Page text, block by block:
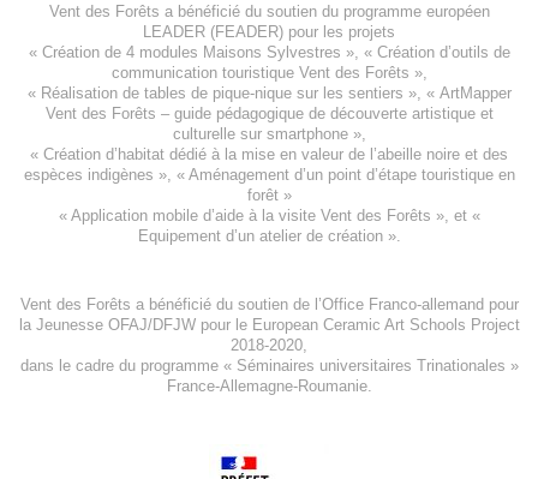
Vent des Forêts a bénéficié du soutien du programme européen
LEADER (FEADER) pour les projets
« Création de 4 modules Maisons Sylvestres », « Création d’outils de
communication touristique Vent des Forêts »,
« Réalisation de tables de pique-nique sur les sentiers », « ArtMapper
Vent des Forêts – guide pédagogique de découverte artistique et
culturelle sur smartphone »,
« Création d’habitat dédié à la mise en valeur de l’abeille noire et des
espèces indigènes », « Aménagement d’un point d’étape touristique en
forêt»
« Application mobile d’aide à la visite Vent des Forêts », et «
Equipement d’un atelier de création».
Vent des Forêts a bénéficié du soutien de l’Office Franco-allemand pour
la Jeunesse OFAJ/DFJWpour leEuropean Ceramic Art Schools Project
2018-2020
dans le cadre du programme « Séminaires universitaires Trinationales »
France-Allemagne-Roumanie.